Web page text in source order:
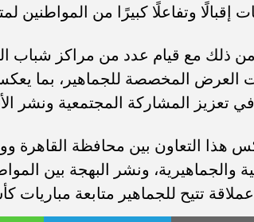
إقبالًا وتفاعلًا كبيرًا من المواطنين
ذلك مع قيام عدد من مراكز شباب
العرض المخصصة للجماهير، بما
تعزيز المشاركة المجتمعية ونشر
هذا التعاون بين محافظة القاهرة
والجماهيرية، ونشر البهجة بين
تتيح للجماهير متابعة مباريات